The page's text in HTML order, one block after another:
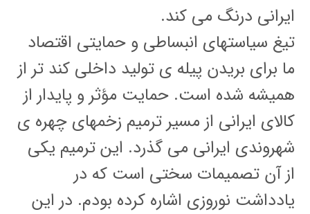
ایرانی درنگ می کند.
تیغ سیاستهای انبساطی و حمایتی اقتصاد
ما برای بریدن پیله ی تولید داخلی کند تر از
همیشه شده است. حمایت مؤثر و پایدار از
کالای ایرانی از مسیر ترمیم زخمهای چهره ی
شهروندی ایرانی می گذرد. این ترمیم یکی
از آن تصمیمات سختی است که در
یادداشت نوروزی اشاره کرده بودم. در این